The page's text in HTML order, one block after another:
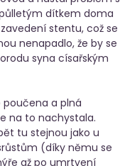
dítkem doma
stentu, což se
nenapadlo, že by se
syna císařským
a plná
na to nachystala.
tu stejnou jako u
(díky němu se
až po umrtvení